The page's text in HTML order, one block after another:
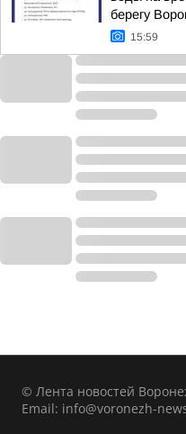
берегу
15:59
© Лента новостей
Email: info@voronezh-